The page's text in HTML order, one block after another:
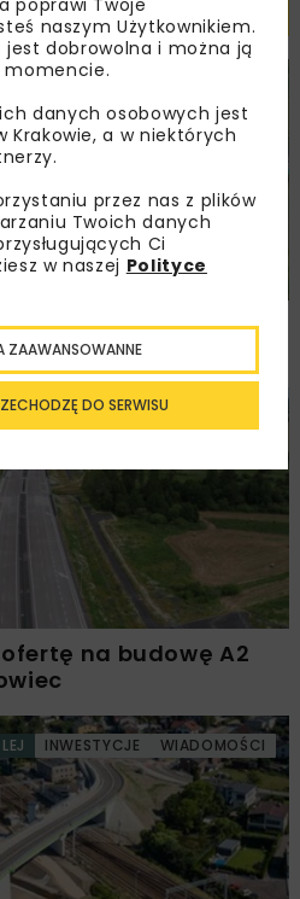
na węzłach A4.
węzłów
INWESTYCJE WIADOMOŚCI
na budowę A2
INWESTYCJE WIADOMOŚCI
poprawi Twoje
naszym Użytkownikiem.
jest dobrowolna i można ją
danych osobowych jest
Krakowie, a w niektórych
przez nas z plików
Twoich danych
Ci
w naszej Polityce
DO SERWISU
ZAAWANSOWANNE